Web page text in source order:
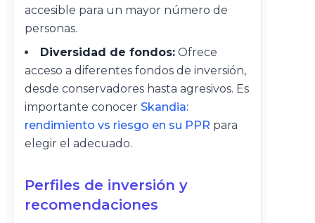
accesible para un mayor número de
personas.
Diversidad de fondos: Ofrece
acceso a diferentes fondos de inversión,
desde conservadores hasta agresivos. Es
importante conocer Skandia:
rendimiento vs riesgo en su PPR para
elegir el adecuado.
Perfiles de inversión y
recomendaciones